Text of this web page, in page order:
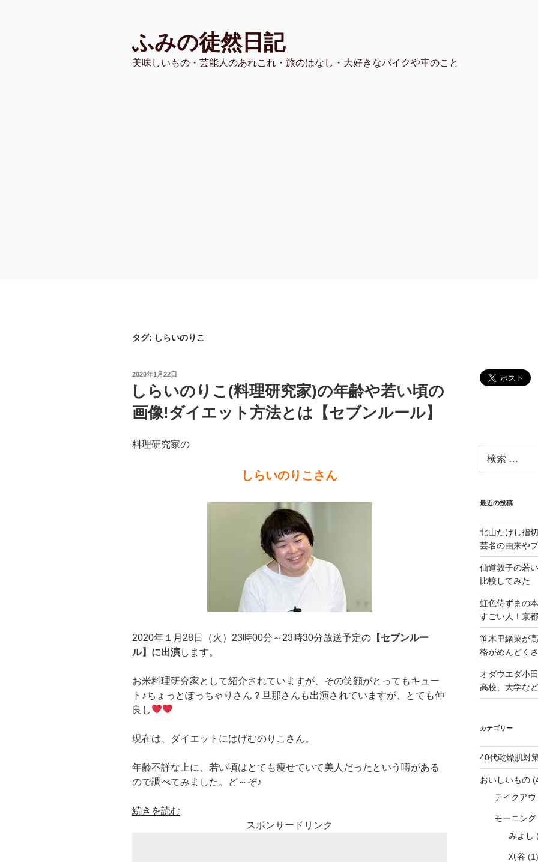
ふみの徒然日記
美味しいもの・芸能人のあれこれ・旅のはなし・大好きなバイクや車のこと
タグ: しらいのりこ
投
稿
日:
2020年1月22日
しらいのりこ(料理研究家)の年齢や若い頃の
画像!ダイエット方法とは【セブンルール】
料理研究家の
しらいのりこさん
2020年１月28日（火）23時00分～23時30分放送予定の 【セブンルー
ル】に出演します。
お米料理研究家として紹介されていますが、その笑顔がとってもキュー
ト♪ちょっとぽっちゃりさん？旦那さんも出演されていますが、とても仲
良し
現在は、ダイエットにはげむのりこさん。
年齢不詳な上に、若い頃はとても痩せていて美人だったという噂がある
ので調べてみました。ど～ぞ♪
“し
続きを読む
スポンサードリンク
索:
最近の投稿
北山たけし指
芸名の由来や
仙道敦子の若
比較してみた
虹色侍ずまの
すごい人！京
笹木里緒菜が
格がめんどく
オダウエダ小
高校、大学な
カテゴリー
40代乾燥肌対
おいしいもの
テイクアウ
モーニング
みよし
刈谷(1)